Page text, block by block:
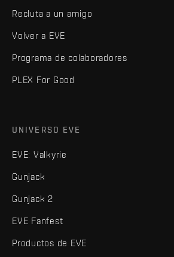
Recluta a un amigo
Volver a EVE
Programa de colaboradores
PLEX For Good
UNIVERSO EVE
EVE: Valkyrie
Gunjack
Gunjack 2
EVE Fanfest
Productos de EVE